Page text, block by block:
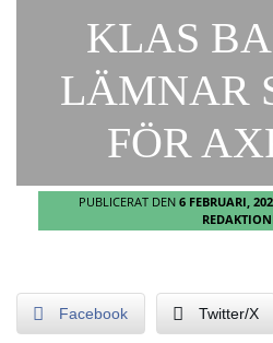
KLAS
LÄMNAR
FÖR
PUBLICERAT DEN 6 FEBRUARI,
Facebook Twitter/X